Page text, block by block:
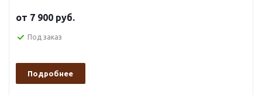
от 7 900 руб.
Под заказ
Подробнее